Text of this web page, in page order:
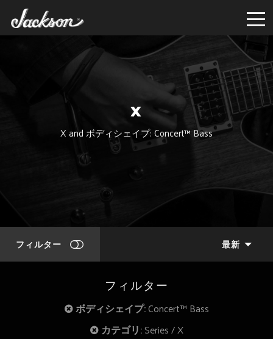
X
X and ボディシェイプ: Concert™ Bass
フィルター 最新
フィルター
ボディシェイプ:Concert™ Bass
カテゴリ:Series X